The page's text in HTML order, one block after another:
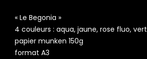
« Le Begonia »
4 couleurs : aqua, jaune, rose fluo, vert
papier munken 150g
format A3